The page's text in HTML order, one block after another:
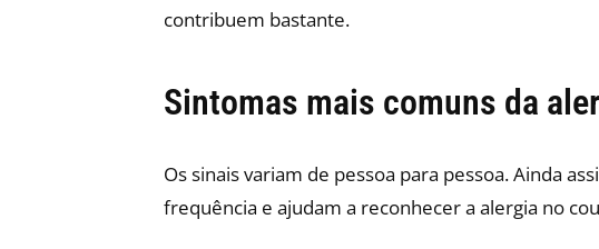
contribuem bastante.
Sintomas mais comuns da
Os sinais variam de pessoa para pessoa. Ainda
frequência e ajudam a reconhecer a alergia no